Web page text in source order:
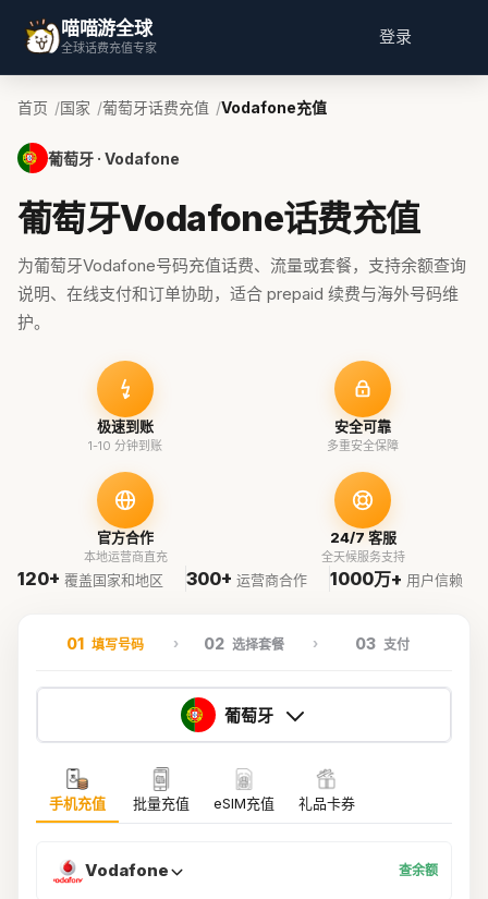
喵喵游全球
全球话费充值专家
登录
首页 国家 葡萄牙话费充值 Vodafone充值
葡萄牙 · Vodafone
葡萄牙Vodafone话费充值
为葡萄牙Vodafone号码充值话费、流量或套餐，支持余额查询
说明、在线支付和订单协助，适合 prepaid 续费与海外号码维
护。
极速到账
1-10 分钟到账
安全可靠
多重安全保障
官方合作
本地运营商直充
24/7 客服
全天候服务支持
120+ 覆盖国家和地区 300+ 运营商合作 1000万+ 用户信赖
01 填写号码 02 选择套餐 03 支付
葡萄牙
手机充值 批量充值 eSIM充值 礼品卡券
Vodafone 查余额